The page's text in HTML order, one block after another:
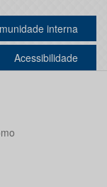
interna
Acessibilidade